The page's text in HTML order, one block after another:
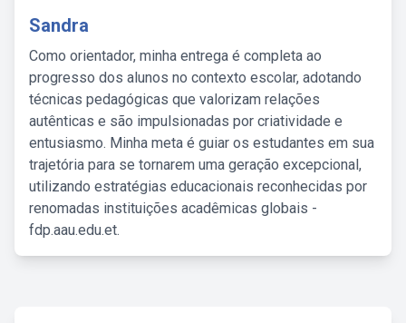
Sandra
Como orientador, minha entrega é completa ao
progresso dos alunos no contexto escolar, adotando
técnicas pedagógicas que valorizam relações
autênticas e são impulsionadas por criatividade e
entusiasmo. Minha meta é guiar os estudantes em sua
trajetória para se tornarem uma geração excepcional,
utilizando estratégias educacionais reconhecidas por
renomadas instituições acadêmicas globais -
fdp.aau.edu.et.